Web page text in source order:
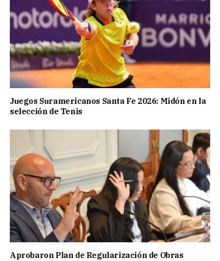
Juegos Suramericanos Santa Fe 2026: Midón en la
selección de Tenis
Aprobaron Plan de Regularización de Obras